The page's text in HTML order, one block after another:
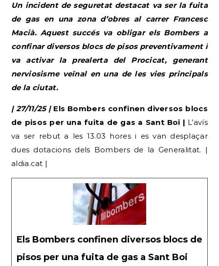
Un incident de seguretat destacat va ser la fuita
de gas en una zona d’obres al carrer Francesc
Macià. Aquest succés va obligar els Bombers a
confinar diversos blocs de pisos preventivament i
va activar la prealerta del Procicat, generant
nerviosisme veïnal en una de les vies principals
de la ciutat.
| 27/11/25 |Els Bombers confinen diversos blocs
de pisos per una fuita de gas a Sant Boi | L’avís
va ser rebut a les 13.03 hores i es van desplaçar
dues dotacions dels Bombers de la Generalitat. |
aldia.cat |
Els Bombers confinen diversos blocs de
pisos per una fuita de gas a Sant Boi